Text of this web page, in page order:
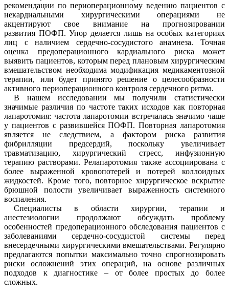
рекомендации по периоперационному ведению пациентов с
некардиальными хирургическими операциями не
акцентируют свое внимание на прогнозировании
развития ПОФП. Упор делается лишь на особых категориях
лиц с наличием сердечно-сосудистого анамнеза. Точная
оценка предоперационного кардиального риска может
выявить пациентов, которым перед плановым хирургическим
вмешательством необходима модификация медикаментозной
терапии, или будет принято решение о целесообразности
активного периоперационного контроля сердечного ритма.
В нашем исследовании мы получили статистически
значимые различия по частоте таких исходов как повторная
лапаротомия: частота лапаротомии встречалась значимо чаще
у пациентов с развившейся ПОФП. Повторная лапаротомия
является не следствием, а фактором риска развития
фибрилляции предсердий, поскольку увеличивает
травматизацию, хирургический стресс, инфузионную
терапию растворами. Релапаротомия также ассоциирована с
более выраженной кровопотерей и потерей коллоидных
жидкостей. Кроме того, повторное хирургическое вскрытие
брюшной полости увеличивает выраженность системного
воспаления.
Специалисты в области хирургии, терапии и
анестезиологии продолжают обсуждать проблему
особенностей предоперационного обследования пациентов с
заболеваниями сердечно-сосудистой системы перед
внесердечными хирургическими вмешательствами. Регулярно
предлагаются попытки максимально точно спрогнозировать
риски осложнений этих операций, на основе различных
подходов к диагностике – от более простых до более
сложных.